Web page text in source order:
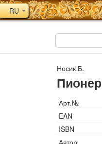
RU
Носик Б.
Арт.№
EAN
ISBN
Автор